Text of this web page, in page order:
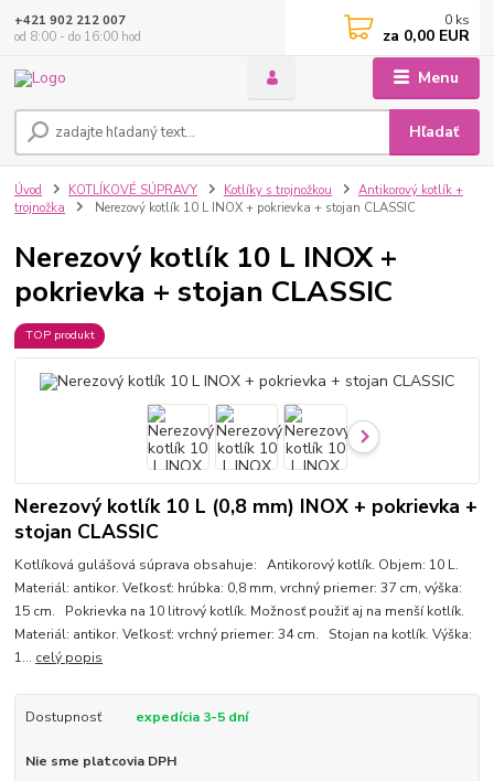
Menu
Hľadať
+421 902 212 007
od 8:00 - do 16:00 hod
0 ks
za 0,00 EUR
Úvod KOTLÍKOVÉ SÚPRAVY Kotlíky s trojnožkou
Antikorový kotlík +
trojnožka
Nerezový kotlík 10 L INOX + pokrievka + stojan CLASSIC
Nerezový kotlík 10 L INOX +
pokrievka + stojan CLASSIC
TOP produkt
Nerezový kotlík 10 L (0,8 mm) INOX + pokrievka +
stojan CLASSIC
Kotlíková gulášová súprava obsahuje: Antikorový kotlík. Objem: 10 L.
Materiál: antikor. Veľkosť: hrúbka: 0,8 mm, vrchný priemer: 37 cm, výška:
15 cm. Pokrievka na 10 litrový kotlík. Možnosť použiť aj na menší kotlík.
Materiál: antikor. Veľkosť: vrchný priemer: 34 cm. Stojan na kotlík. Výška:
1... celý popis
Dostupnosť expedícia 3-5 dní
Nie sme platcovia DPH